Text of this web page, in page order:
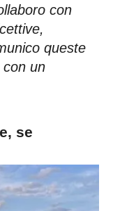
con
queste
con un
se